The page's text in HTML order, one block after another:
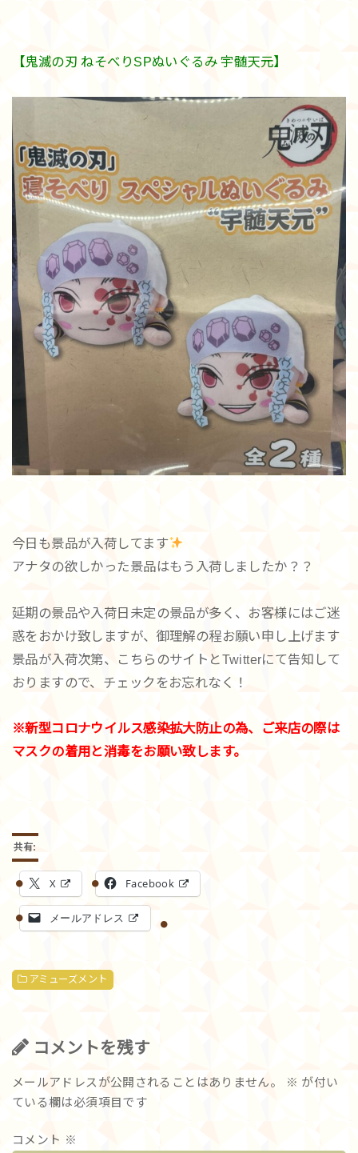
【鬼滅の刃 ねそべりSPぬいぐるみ 宇髄天元】
今日も景品が入荷してます
アナタの欲しかった景品はもう入荷しましたか？？
延期の景品や入荷日未定の景品が多く、お客様にはご迷
惑をおかけ致しますが、御理解の程お願い申し上げます
景品が入荷次第、こちらのサイトとTwitterにて告知して
おりますので、チェックをお忘れなく！
※新型コロナウイルス感染拡大防止の為、ご来店の際は
マスクの着用と消毒をお願い致します。
共有:
X Facebook
メールアドレス
アミューズメント
コメントを残す
メールアドレスが公開されることはありません。 ※ が付い
ている欄は必須項目です
コメント ※